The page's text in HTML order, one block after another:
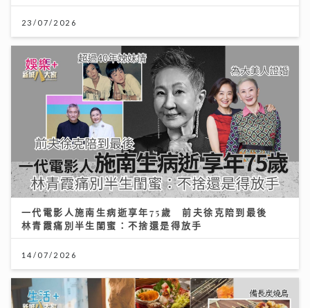
23/07/2026
一代電影人施南生病逝享年75歲 前夫徐克陪到最後
林青霞痛別半生閨蜜：不捨還是得放手
14/07/2026